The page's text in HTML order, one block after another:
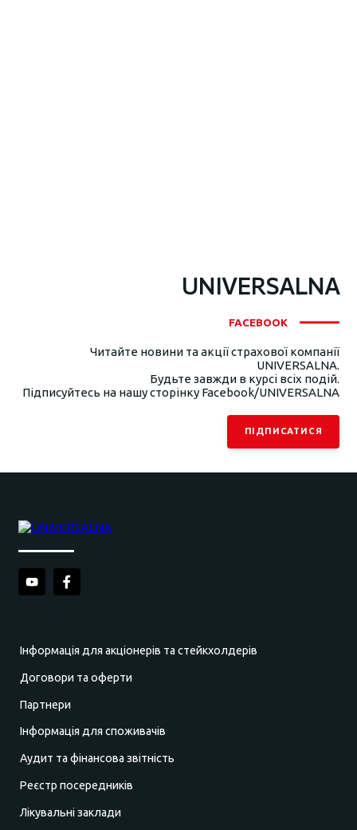
UNIVERSALNA
FACEBOOK
Читайте новини та акції страхової компанії
UNIVERSALNA.
Будьте завжди в курсі всіх подій.
Підписуйтесь на нашу сторінку Facebook/UNIVERSALNA
ПІДПИСАТИСЯ
Інформація для акціонерів та стейкхолдерів
Договори та оферти
Партнери
Інформація для споживачів
Аудит та фінансова звітність
Реєстр посередників
Лікувальні заклади